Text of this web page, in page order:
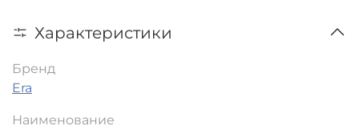
Характеристики
Бренд
Era
Наименование